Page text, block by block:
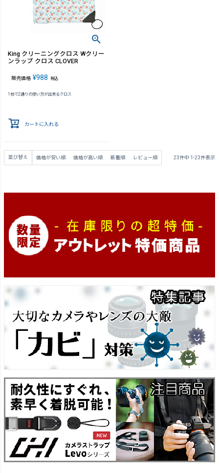
King クリーニングクロス Wクリー
ンラップ クロス CLOVER
販売価格 ¥988 税込
1枚で2通りの使い方が出来るクロス
カートに入れる
並び替え 価格が安い順 価格が高い順 新着順 レビュー順 23件中 1 -23件表示